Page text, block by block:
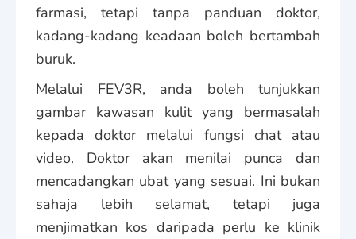
farmasi, tetapi tanpa panduan doktor,
kadang-kadang keadaan boleh bertambah
buruk.
Melalui FEV3R, anda boleh tunjukkan
gambar kawasan kulit yang bermasalah
kepada doktor melalui fungsi chat atau
video. Doktor akan menilai punca dan
mencadangkan ubat yang sesuai. Ini bukan
sahaja lebih selamat, tetapi juga
menjimatkan kos daripada perlu ke klinik